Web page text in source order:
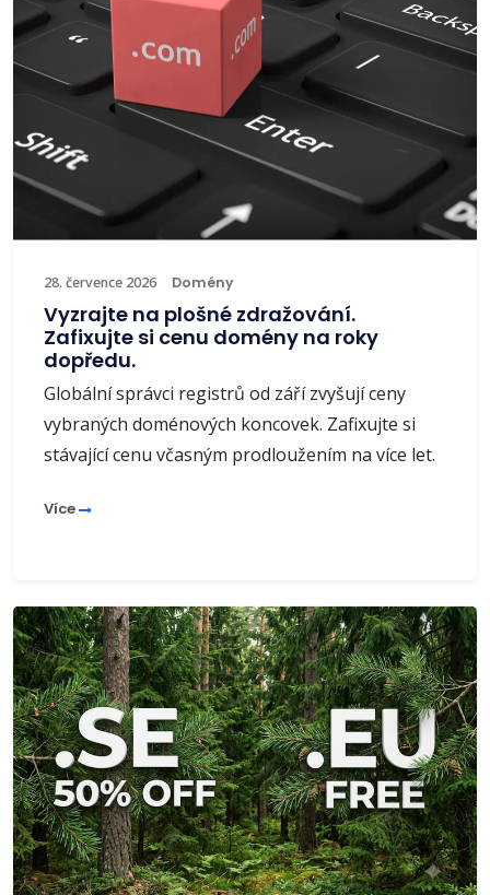
28. července 2026 Domény
Vyzrajte na plošné zdražování.
Zafixujte si cenu domény na roky
dopředu.
Globální správci registrů od září zvyšují ceny
vybraných doménových koncovek. Zafixujte si
stávající cenu včasným prodloužením na více let.
Více